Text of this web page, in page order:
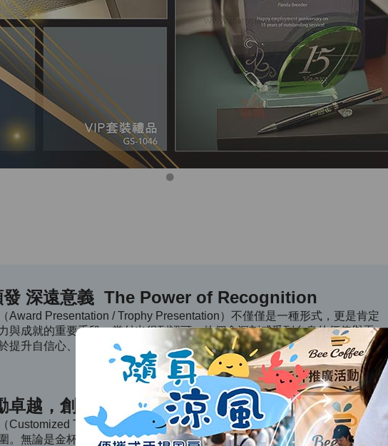
發 深遠意義 The Power of Recognition
Award Presentation / Trophy Presentation）不僅僅是一種形式，更是肯定
與成就的重要手段。當付出得到認可，他們會深刻感受到自身的價值與貢
提升自信心、激勵士氣（Boost Confidence & Morale）具有不可忽視的重要
卓越，創造良性競爭
Customized Trophy & Medal）能有效激勵其他參與者追求卓越，創造良性
。無論是金杯銀杯、紀念獎牌、錦旗還是環保獎狀，每一件精心製作的獎項